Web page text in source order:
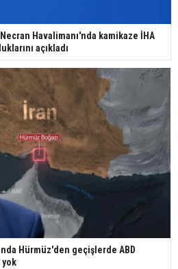
Mahmut Tuncer estetik operasyon
Son hali gündem oldu
229,7 milyar lira seyahat harcaması
Sağlık Bakanlığı duyurdu: Vahşetin
2 salgın vaka tespit edildi
Havalimanı'nda kamikaze İHA
açıkladı
Hürmüz'den geçişlerde ABD
yok